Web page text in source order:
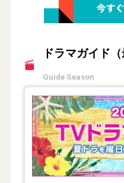
ドラマガイド
Guide Season
【2026年夏】TV